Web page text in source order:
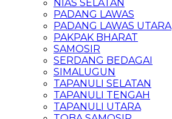
NIAS SELATAN
PADANG LAWAS
PADANG LAWAS UTARA
PAKPAK BHARAT
SAMOSIR
SERDANG BEDAGAI
SIMALUGUN
TAPANULI SELATAN
TAPANULI TENGAH
TAPANULI UTARA